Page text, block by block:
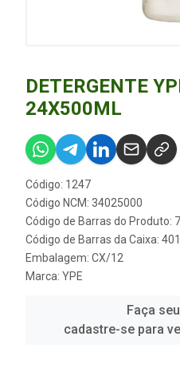
DETERGENTE
24X500ML
Código: 1247
Código NCM: 34025000
Código de Barras do Produto:
Código de Barras da Caixa:
Embalagem: CX/12
Marca: YPE
Faça
cadastre-se para